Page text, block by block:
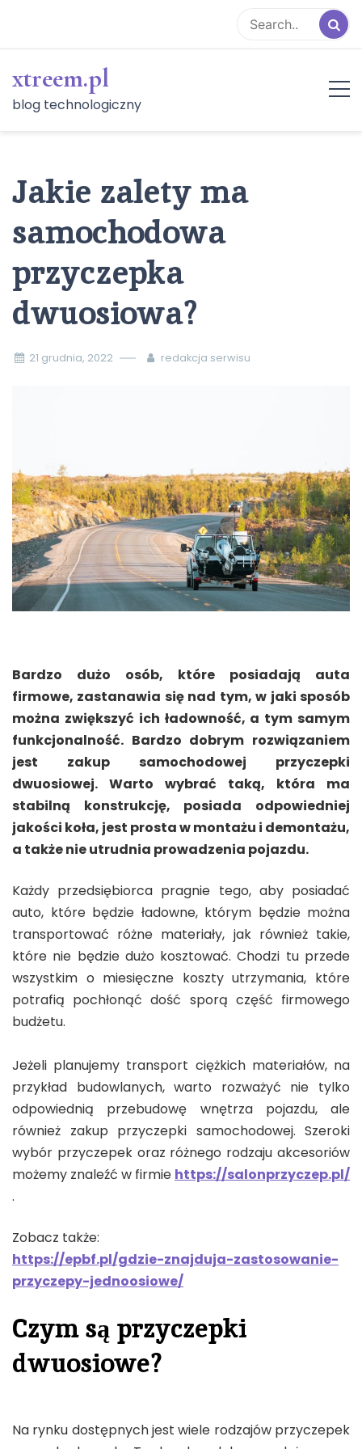
content
xtreem.pl
blog technologiczny
Jakie zalety ma
samochodowa
przyczepka
dwuosiowa?
21 grudnia, 2022 redakcja serwisu
Bardzo dużo osób, które posiadają auta
firmowe, zastanawia się nad tym, w jaki sposób
można zwiększyć ich ładowność, a tym samym
funkcjonalność. Bardzo dobrym rozwiązaniem
jest zakup samochodowej przyczepki
dwuosiowej. Warto wybrać taką, która ma
stabilną konstrukcję, posiada odpowiedniej
jakości koła, jest prosta w montażu i demontażu,
a także nie utrudnia prowadzenia pojazdu.
Każdy przedsiębiorca pragnie tego, aby posiadać
auto, które będzie ładowne, którym będzie można
transportować różne materiały, jak również takie,
które nie będzie dużo kosztować. Chodzi tu przede
wszystkim o miesięczne koszty utrzymania, które
potrafią pochłonąć dość sporą część firmowego
budżetu.
Jeżeli planujemy transport ciężkich materiałów, na
przykład budowlanych, warto rozważyć nie tylko
odpowiednią przebudowę wnętrza pojazdu, ale
również zakup przyczepki samochodowej. Szeroki
wybór przyczepek oraz różnego rodzaju akcesoriów
możemy znaleźć w firmie https://salonprzyczep.pl/
.
Zobacz także:
https://epbf.pl/gdzie-znajduja-zastosowanie-
przyczepy-jednoosiowe/
Czym są przyczepki
dwuosiowe?
Na rynku dostępnych jest wiele rodzajów przyczepek